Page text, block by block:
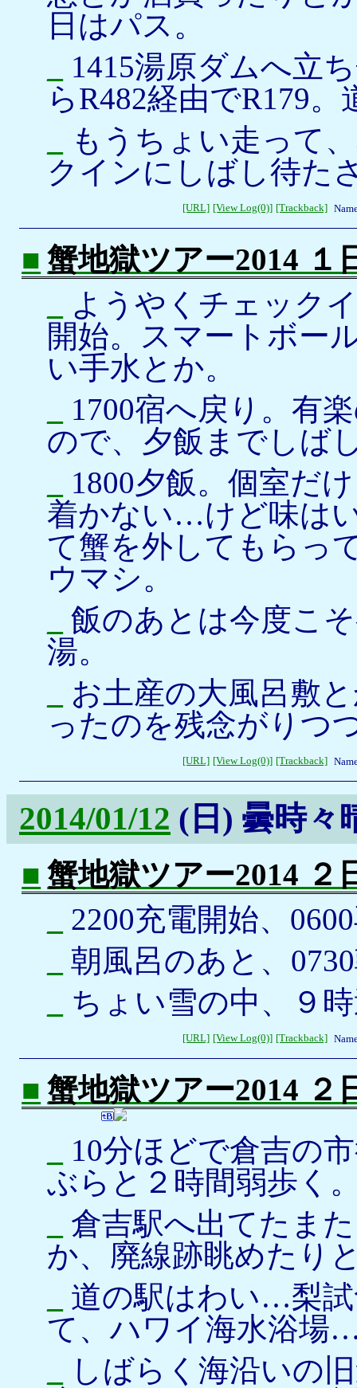
日はパス。
1415湯原ダムへ立
らR482経由でR179
もうちょい走って
クインにしばし待た
[URL] [View Log(0)] [Trackback]
■ 蟹地獄ツアー2014 １
ようやくチェック
開始。スマートボー
い手水とか。
1700宿へ戻り。有
ので、夕飯までしば
1800夕飯。個室だ
着かない…けど味は
て蟹を外してもらっ
ウマシ。
飯のあとは今度こ
湯。
お土産の大風呂敷
ったのを残念がりつ
[URL] [View Log(0)] [Trackback]
2014/01/12 (日) 曇時々
■ 蟹地獄ツアー2014 ２
2200充電開始、
朝風呂のあと、
ちょい雪の中、９
[URL] [View Log(0)] [Trackback]
■ 蟹地獄ツアー2014 ２
10分ほどで倉吉の
ぶらと２時間弱歩く
倉吉駅へ出てたま
か、廃線跡眺めたり
道の駅はわい…梨
て、ハワイ海水浴場
しばらく海沿いの